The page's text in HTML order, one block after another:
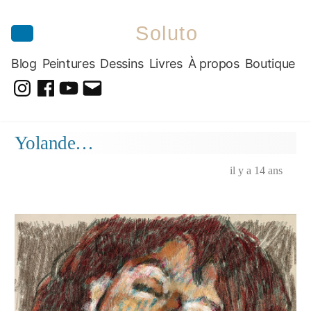
Soluto
Blog Peintures Dessins Livres À propos Boutique
Dessins
Yolande…
il y a 14 ans